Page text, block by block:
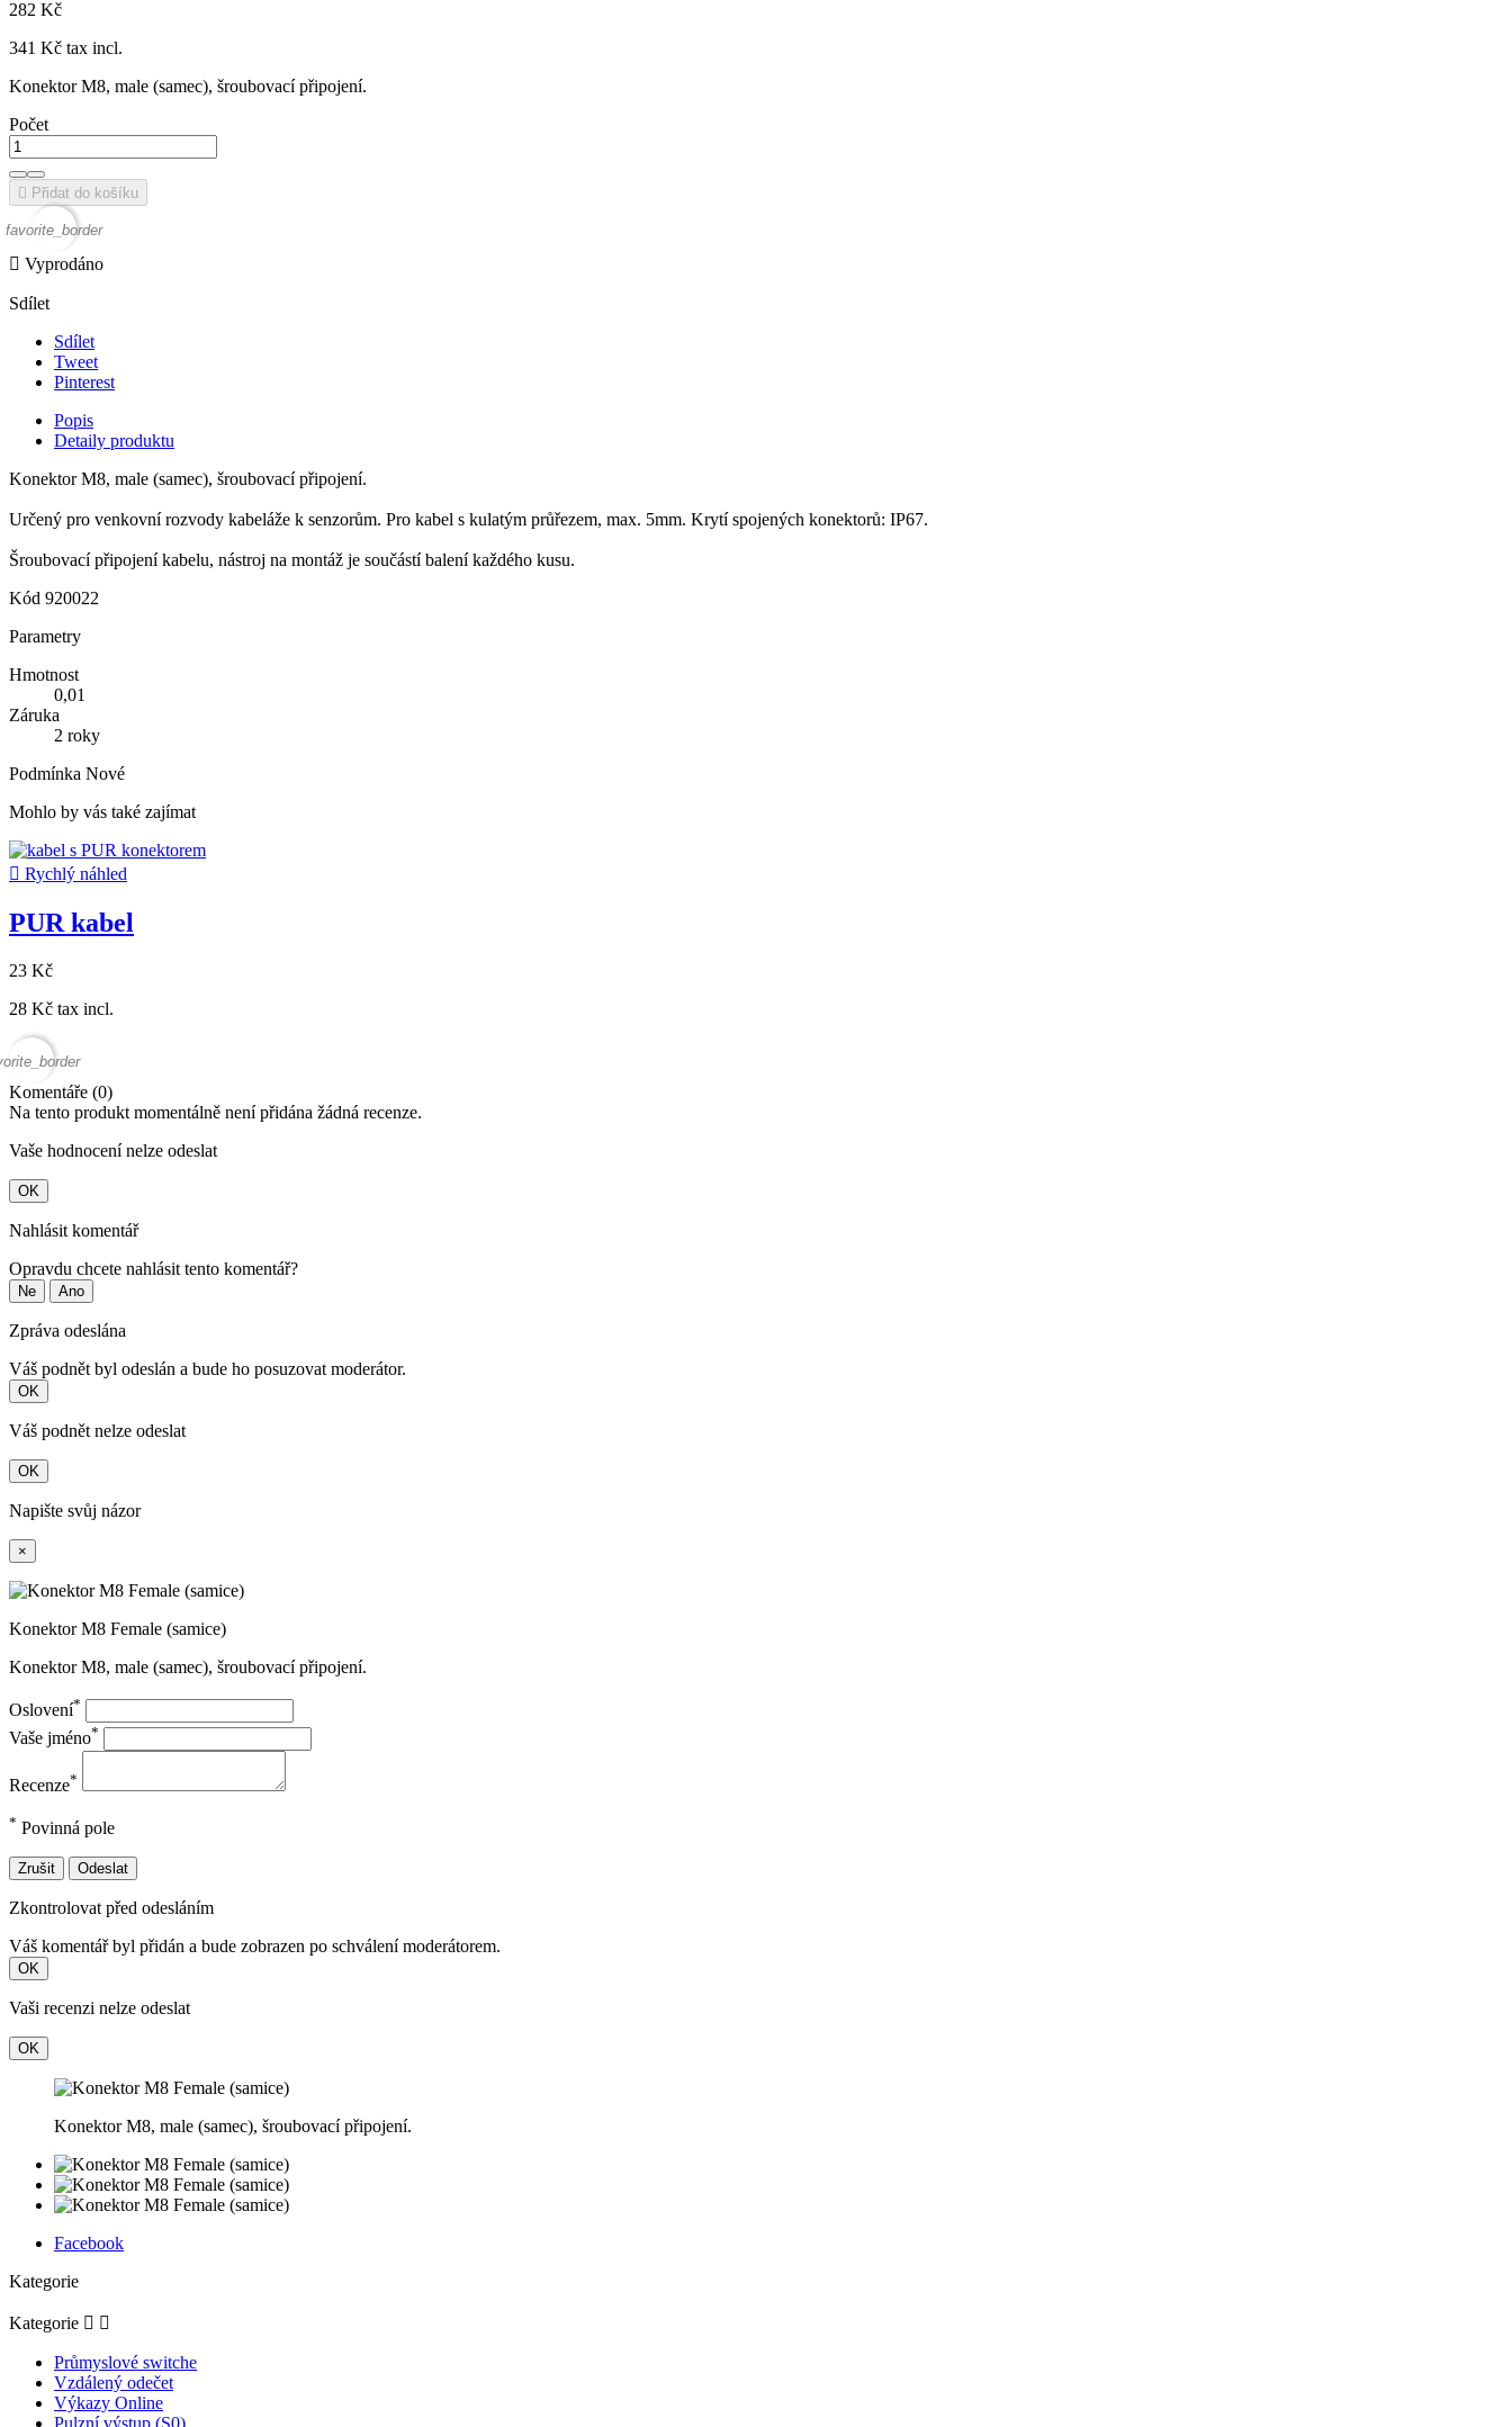
282 Kč
341 Kč tax incl.
Konektor M8, male (samec), šroubovací připojení.
Počet
 Přidat do košíku
favorite_border
 Vyprodáno
Sdílet
Sdílet
Tweet
Pinterest
Popis
Detaily produktu
Konektor M8, male (samec), šroubovací připojení.
Určený pro venkovní rozvody kabeláže k senzorům. Pro kabel s kulatým průřezem, max. 5mm. Krytí spojených konektorů: IP67.
Šroubovací připojení kabelu, nástroj na montáž je součástí balení každého kusu.
Kód 920022
Parametry
Hmotnost
0,01
Záruka
2 roky
Podmínka Nové
Mohlo by vás také zajímat
 Rychlý náhled
PUR kabel
23 Kč
28 Kč tax incl.
Komentáře (0)
Na tento produkt momentálně není přidána žádná recenze.
Vaše hodnocení nelze odeslat
OK
Nahlásit komentář
Opravdu chcete nahlásit tento komentář?
Ne Ano
Zpráva odeslána
Váš podnět byl odeslán a bude ho posuzovat moderátor.
OK
Váš podnět nelze odeslat
OK
Napište svůj názor
×
Konektor M8 Female (samice)
Konektor M8, male (samec), šroubovací připojení.
Oslovení*
Vaše jméno*
Recenze*
* Povinná pole
Zrušit Odeslat
Zkontrolovat před odesláním
Váš komentář byl přidán a bude zobrazen po schválení moderátorem.
OK
Vaši recenzi nelze odeslat
OK
Konektor M8, male (samec), šroubovací připojení.
Facebook
Kategorie
Kategorie  
Průmyslové switche
Vzdálený odečet
Výkazy Online
Pulzní výstup (S0)